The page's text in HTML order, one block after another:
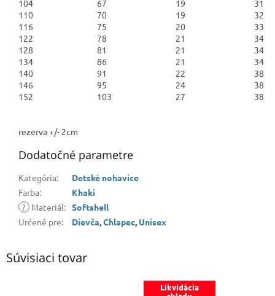
104 67 19
31
110
70 19
32
116
75 20
33
122
78 21
34
128
81 21
34
134
86 21
34
140
91 22
38
146
95 24
38
152
103 27 38
rezerva +/- 2cm
Dodatočné parametre
Kategória:
Detské nohavice
Farba:
Khaki
? Materiál: Softshell
Určené pre: Dievča,Chlapec, Unisex
Súvisiaci tovar
Likvidácia